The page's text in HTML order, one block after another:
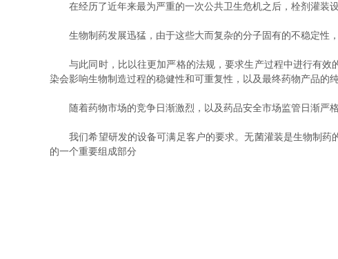
在经历了近年来最为严重的一次公共卫生危机之后，栓剂灌装设
生物制药发展迅猛，由于这些大而复杂的分子固有的不稳定性，
与此同时，比以往更加严格的法规，要求生产过程中进行有效
染会影响生物制造过程的稳健性和可重复性，以及最终药物产品的
随着药物市场的竞争日渐激烈，以及药品安全市场监管日渐严格
我们希望研发的设备可满足客户的要求。无菌灌装是生物制药
的一个重要组成部分